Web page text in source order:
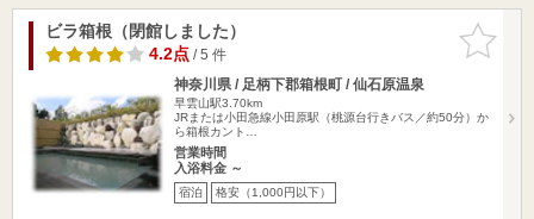
お気に入
りに追加
ビラ箱根（閉館しました）
4.2点/ 5 件
神奈川県 / 足柄下郡箱根町 / 仙石原温泉
早雲山駅3.70km
JRまたは小田急線小田原駅（桃源台行きバス／約50分）か
ら箱根カント…
営業時間
入浴料金 ～
宿泊 格安（1,000円以下）